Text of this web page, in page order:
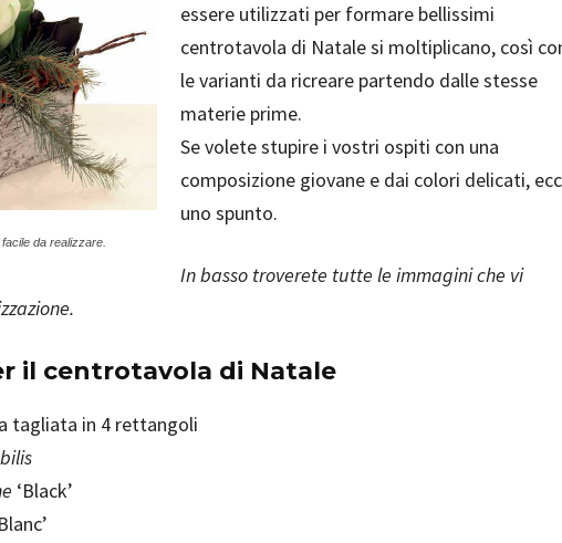
da realizzare.
essere utilizzati per formare bellissimi
centrotavola di Natale si moltiplicano, così
le varianti da ricreare partendo dalle stesse
materie prime.
Se volete stupire i vostri ospiti con una
composizione giovane e dai colori delicati,
uno spunto.
In basso troverete tutte le immagini che vi
il centrotavola di Natale
tagliata in 4 rettangoli
‘Black’